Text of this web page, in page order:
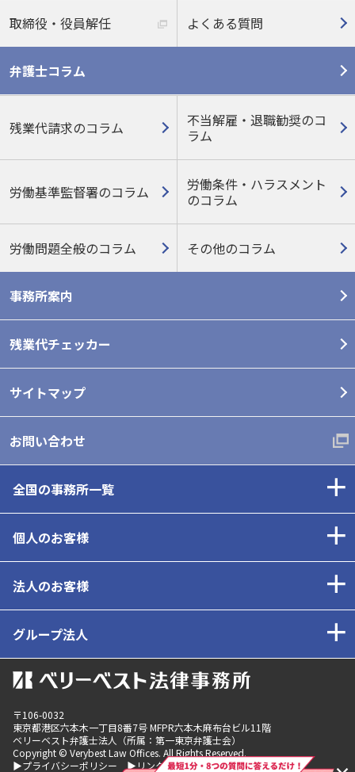
取締役・役員解任 よくある質問
弁護士コラム
残業代請求のコラム
不当解雇・退職勧奨のコ
ラム
労働基準監督署のコラム
労働条件・ハラスメント
のコラム
労働問題全般のコラム その他のコラム
事務所案内
残業代チェッカー
サイトマップ
お問い合わせ
全国の事務所一覧
個人のお客様
法人のお客様
グループ法人
〒106-0032
東京都港区六本木一丁目8番7号 MFPR六本木麻布台ビル11階
ベリーベスト弁護士法人（所属：第一東京弁護士会）
Copyright © Verybest Law Offices. All Rights Reserved.
▶プライバシーポリシー
▶リンクポリシー